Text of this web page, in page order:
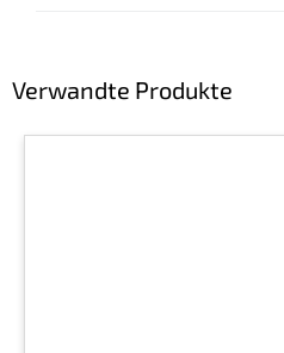
Verwandte Produkte